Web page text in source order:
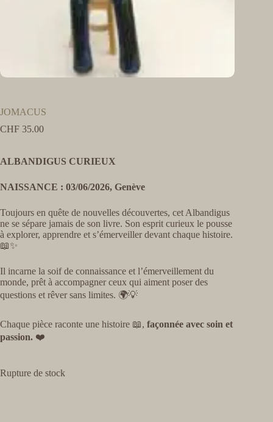
JOMACUS
CHF 35.00
ALBANDIGUS CURIEUX
NAISSANCE : 03/06/2026, Genève
Toujours en quête de nouvelles découvertes, cet Albandigus
ne se sépare jamais de son livre. Son esprit curieux le pousse
à explorer, apprendre et s’émerveiller devant chaque histoire.
📖✨
Il incarne la soif de connaissance et l’émerveillement du
monde, prêt à accompagner ceux qui aiment poser des
questions et rêver sans limites. 🌍💡
Chaque pièce raconte une histoire 📖, façonnée avec soin et
passion. ❤️
Rupture de stock